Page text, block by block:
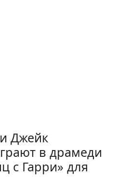
Джейк
в драмеди
с Гарри» для